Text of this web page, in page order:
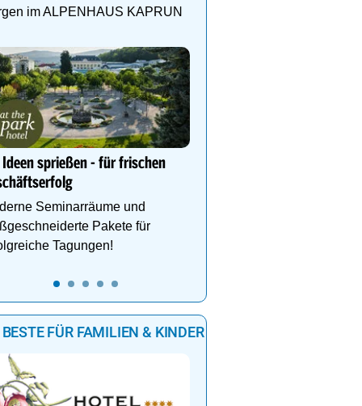
im ALPENHAUS KAPRUN
Ideen sprießen - für frischen
Seminarräume und
Pakete für
Tagungen!
FÜR FAMILIEN & KINDER